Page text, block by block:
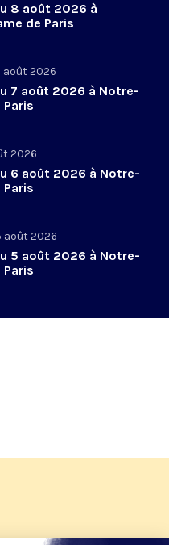
8 août 2026 à
de Paris
août 2026
7 août 2026 à Notre-
Paris
2026
6 août 2026 à Notre-
Paris
août 2026
5 août 2026 à Notre-
Paris